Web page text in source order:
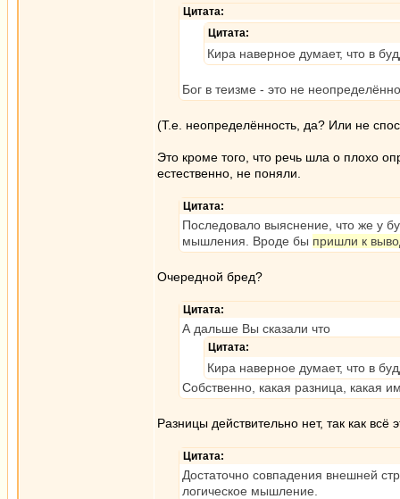
Цитата:
Цитата:
Кира наверное думает, что в
Бог в теизме - это не
(Т.е. неопределённость, да? Или не
Это кроме того, что речь шла о плохо
естественно, не поняли.
Цитата:
Последовало выяснение, что же у
мышления. Вроде бы пришли к
Очередной бред?
Цитата:
А дальше Вы сказали что
Цитата:
Кира наверное думает, что в
Собственно, какая разница, какая
Разницы действительно нет, так как
Цитата:
Достаточно совпадения внешней
логическое мышление.